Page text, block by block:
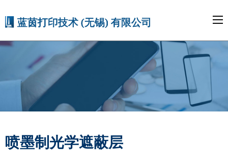
喷墨制光学遮蔽层